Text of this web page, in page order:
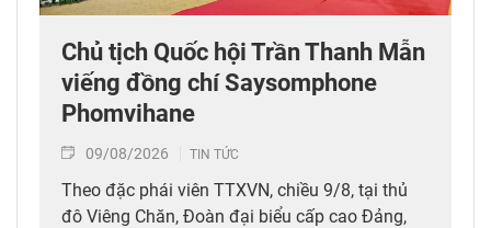
Chủ tịch Quốc hội Trần Thanh Mẫn
viếng đồng chí Saysomphone
Phomvihane
09/08/2026 TIN TỨC
Theo đặc phái viên TTXVN, chiều 9/8, tại thủ
đô Viêng Chăn, Đoàn đại biểu cấp cao Đảng,